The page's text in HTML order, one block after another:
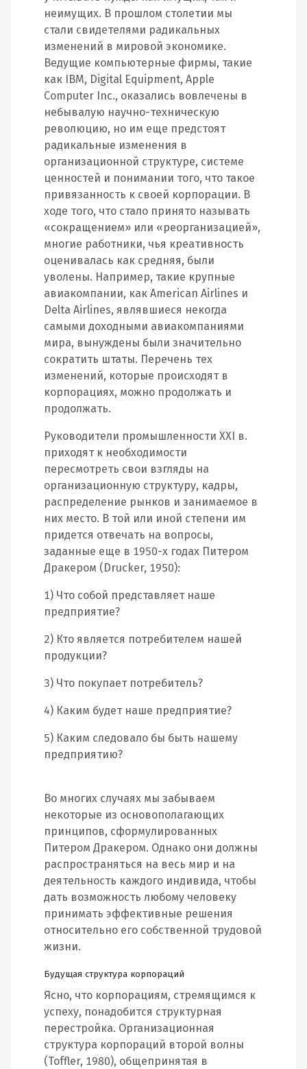
неимущих. В прошлом столетии мы
стали свидетелями радикальных
изменений в мировой экономике.
Ведущие компьютерные фирмы, такие
как IBM, Digital Equipment, Apple
Computer Inc., оказались вовлечены в
небывалую научно-техническую
революцию, но им еще предстоят
радикальные изменения в
организационной структуре, системе
ценностей и понимании того, что такое
привязанность к своей корпорации. В
ходе того, что стало принято называть
«сокращением» или «реорганизацией»,
многие работники, чья креативность
оценивалась как средняя, были
уволены. Например, такие крупные
авиакомпании, как American Airlines и
Delta Airlines, являвшиеся некогда
самыми доходными авиакомпаниями
мира, вынуждены были значительно
сократить штаты. Перечень тех
изменений, которые происходят в
корпорациях, можно продолжать и
продолжать.
Руководители промышленности XXI в.
приходят к необходимости
пересмотреть свои взгляды на
организационную структуру, кадры,
распределение рынков и занимаемое в
них место. В той или иной степени им
придется отвечать на вопросы,
заданные еще в 1950-х годах Питером
Дракером (Drucker, 1950):
1) Что собой представляет наше
предприятие?
2) Кто является потребителем нашей
продукции?
3) Что покупает потребитель?
4) Каким будет наше предприятие?
5) Каким следовало бы быть нашему
предприятию?
Во многих случаях мы забываем
некоторые из основополагающих
принципов, сформулированных
Питером Дракером. Однако они должны
распространяться на весь мир и на
деятельность каждого индивида, чтобы
дать возможность любому человеку
принимать эффективные решения
относительно его собственной трудовой
жизни.
Будущая структура корпораций
Ясно, что корпорациям, стремящимся к
успеху, понадобится структурная
перестройка. Организационная
структура корпораций второй волны
(Toffler, 1980), общепринятая в